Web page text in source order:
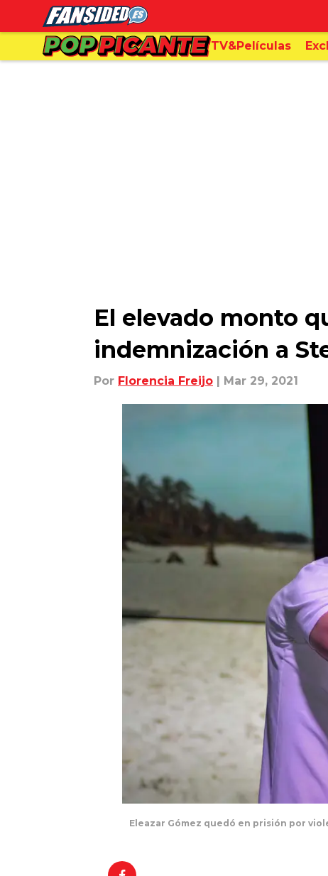
TV&Películas
El elevado monto
indemnización a
Por Florencia Freijo | Mar 29, 2021
Eleazar Gómez quedó en prisión por